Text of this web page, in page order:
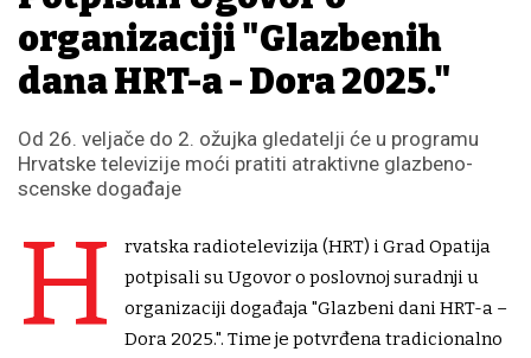
organizaciji "Glazbenih
dana HRT-a - Dora 2025."
Od 26. veljače do 2. ožujka gledatelji će u programu
Hrvatske televizije moći pratiti atraktivne glazbeno-
scenske događaje
H
rvatska radiotelevizija (HRT) i Grad Opatija
potpisali su Ugovor o poslovnoj suradnji u
organizaciji događaja "Glazbeni dani HRT-a –
Dora 2025.". Time je potvrđena tradicionalno